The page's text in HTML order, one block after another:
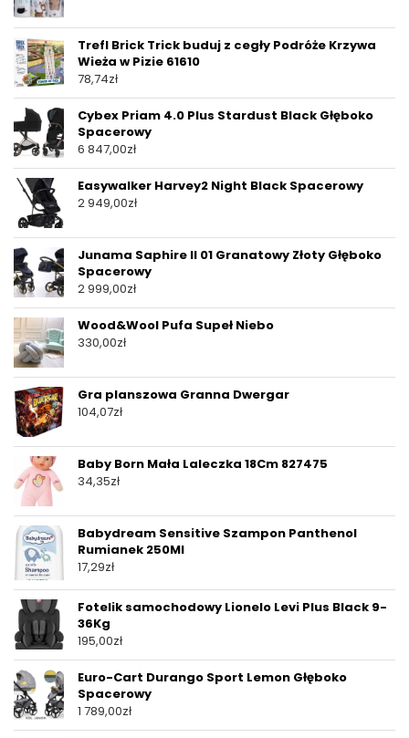
Trefl Brick Trick buduj z cegły Podróże Krzywa
Wieża w Pizie 61610
78,74zł
Cybex Priam 4.0 Plus Stardust Black Głęboko
Spacerowy
6 847,00zł
Easywalker Harvey2 Night Black Spacerowy
2 949,00zł
Junama Saphire II 01 Granatowy Złoty Głęboko
Spacerowy
2 999,00zł
Wood&Wool Pufa Supeł Niebo
330,00zł
Gra planszowa Granna Dwergar
104,07zł
Baby Born Mała Laleczka 18Cm 827475
34,35zł
Babydream Sensitive Szampon Panthenol
Rumianek 250Ml
17,29zł
Fotelik samochodowy Lionelo Levi Plus Black 9-
36Kg
195,00zł
Euro-Cart Durango Sport Lemon Głęboko
Spacerowy
1 789,00zł